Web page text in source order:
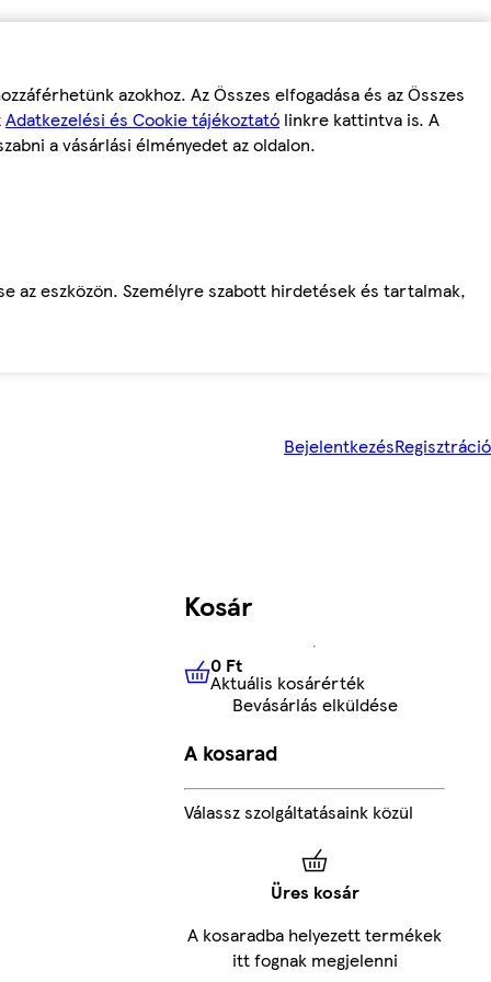
azokhoz. Az Összes elfogadása és az Összes
Adatkezelési és Cookie tájékoztató linkre kattintva is. A
a vásárlási élményedet az oldalon.
az eszközön. Személyre szabott hirdetések és tartalmak,
BejelentkezésRegisztráció
Kosár
0 FtAktuális kosárérték
0 Ft
Aktuális kosárérték
Bevásárlás elküldése
A kosarad
Válassz szolgáltatásaink közül
Üres kosár
A kosaradba helyezett termékek
itt fognak megjelenni